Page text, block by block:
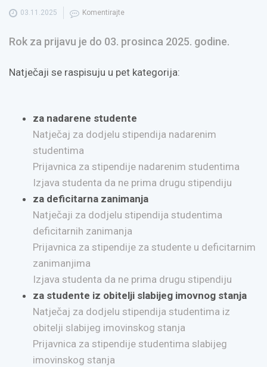
03.11.2025 Komentirajte
Rok za prijavu je do 03. prosinca 2025. godine.
Natječaji se raspisuju u pet kategorija:
za nadarene studente
Natječaj za dodjelu stipendija nadarenim
studentima
Prijavnica za stipendije nadarenim studentima
Izjava studenta da ne prima drugu stipendiju
za deficitarna zanimanja
Natječaji za dodjelu stipendija studentima
deficitarnih zanimanja
Prijavnica za stipendije za studente u deficitarnim
zanimanjima
Izjava studenta da ne prima drugu stipendiju
za studente iz obitelji slabijeg imovnog stanja
Natječaj za dodjelu stipendija studentima iz
obitelji slabijeg imovinskog stanja
Prijavnica za stipendije studentima slabijeg
imovinskog stanja